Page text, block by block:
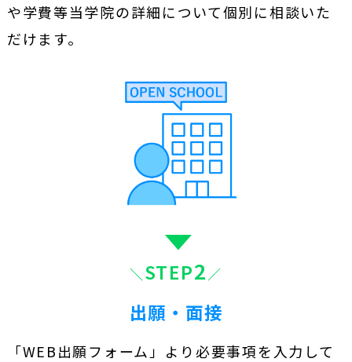
や学費等当学院の詳細について個別に相談いた
だけます。
STEP2
出願・面接
「WEB出願フォーム」より必要事項を入力して